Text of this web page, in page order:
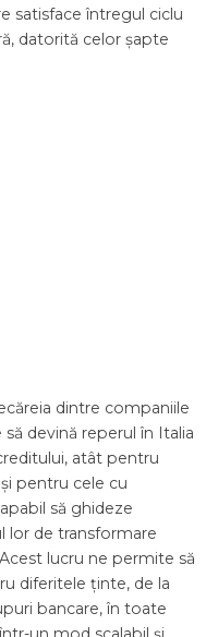
satisface întregul ciclu
datorită celor șapte
dintre companiile
devină reperul în Italia
atât pentru
pentru cele cu
să ghideze
lor de transformare
lucru ne permite să
diferitele ținte, de la
bancare, în toate